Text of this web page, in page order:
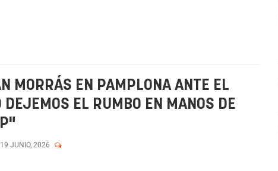
MORRÁS EN PAMPLONA ANTE EL
EL RUMBO EN MANOS DE
19 JUNIO, 2026